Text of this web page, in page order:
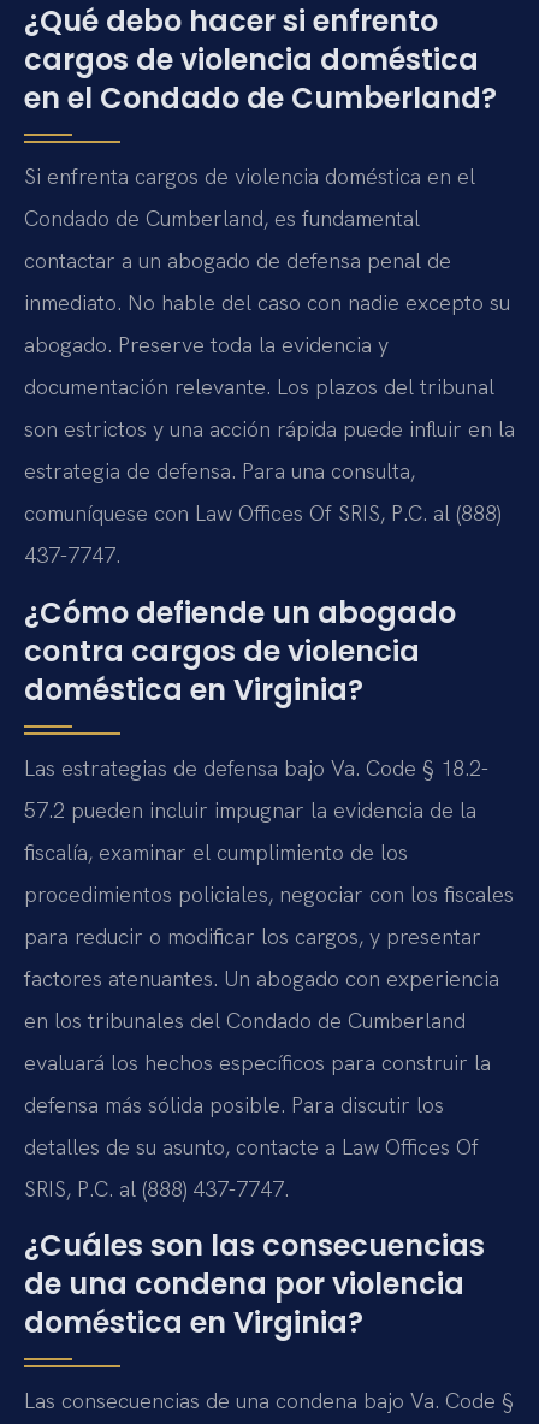
¿Qué debo hacer si enfrento
cargos de violencia doméstica
en el Condado de Cumberland?
Si enfrenta cargos de violencia doméstica en el
Condado de Cumberland, es fundamental
contactar a un abogado de defensa penal de
inmediato. No hable del caso con nadie excepto su
abogado. Preserve toda la evidencia y
documentación relevante. Los plazos del tribunal
son estrictos y una acción rápida puede influir en la
estrategia de defensa. Para una consulta,
comuníquese con Law Offices Of SRIS, P.C. al (888)
437-7747.
¿Cómo defiende un abogado
contra cargos de violencia
doméstica en Virginia?
Las estrategias de defensa bajo Va. Code § 18.2-
57.2 pueden incluir impugnar la evidencia de la
fiscalía, examinar el cumplimiento de los
procedimientos policiales, negociar con los fiscales
para reducir o modificar los cargos, y presentar
factores atenuantes. Un abogado con experiencia
en los tribunales del Condado de Cumberland
evaluará los hechos específicos para construir la
defensa más sólida posible. Para discutir los
detalles de su asunto, contacte a Law Offices Of
SRIS, P.C. al (888) 437-7747.
¿Cuáles son las consecuencias
de una condena por violencia
doméstica en Virginia?
Las consecuencias de una condena bajo Va. Code §